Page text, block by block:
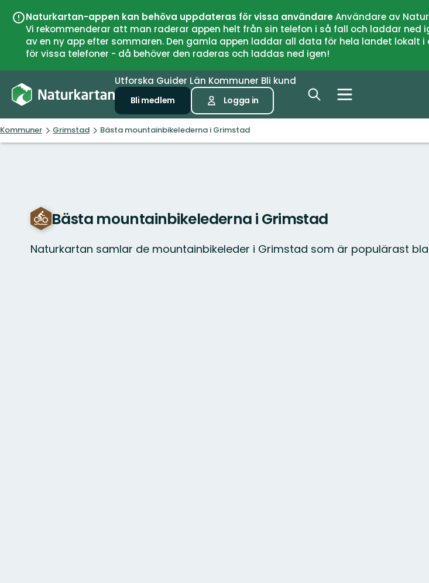
Naturkartan-appen kan behöva uppdateras för vissa användareAnvändare av
Vi rekommenderar att man raderar appen helt från sin telefon i så fall och laddar
av en ny app efter sommaren. Den gamla appen laddar all data för hela landet
för vissa telefoner - då behöver den raderas och laddas ned igen!
Utforska Guider Län Kommuner Bli kund
Bli medlem Logga in
Kommuner Grimstad Bästa mountainbikelederna i Grimstad
Bästa mountainbikelederna i Grimstad
Naturkartan samlar de mountainbikeleder i Grimstad som är populärast